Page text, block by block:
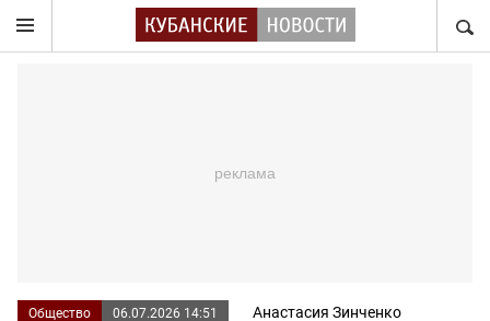
Общество 06.07.2026 14:51 Анастасия Зинченко